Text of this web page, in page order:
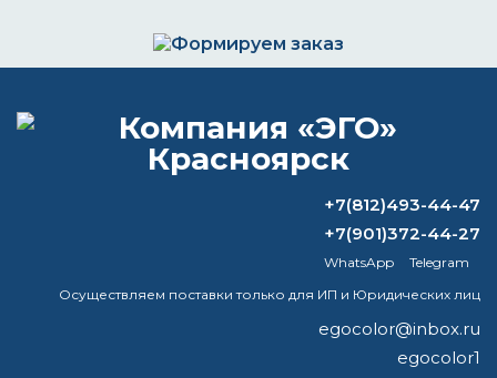
ВОПРОС-ОТВЕТ
Можно ли наносить грунт эмаль на
+7(812)493-44-47
+7(901)372-44-27
WhatsApp
Telegram
Осуществляем поставки только для ИП и Юридических лиц
egocolor@inbox.ru
egocolor1